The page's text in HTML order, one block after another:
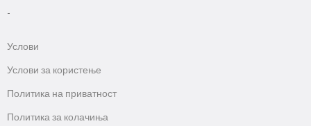
-
Услови
Услови за користење
Политика на приватност
Политика за колачиња